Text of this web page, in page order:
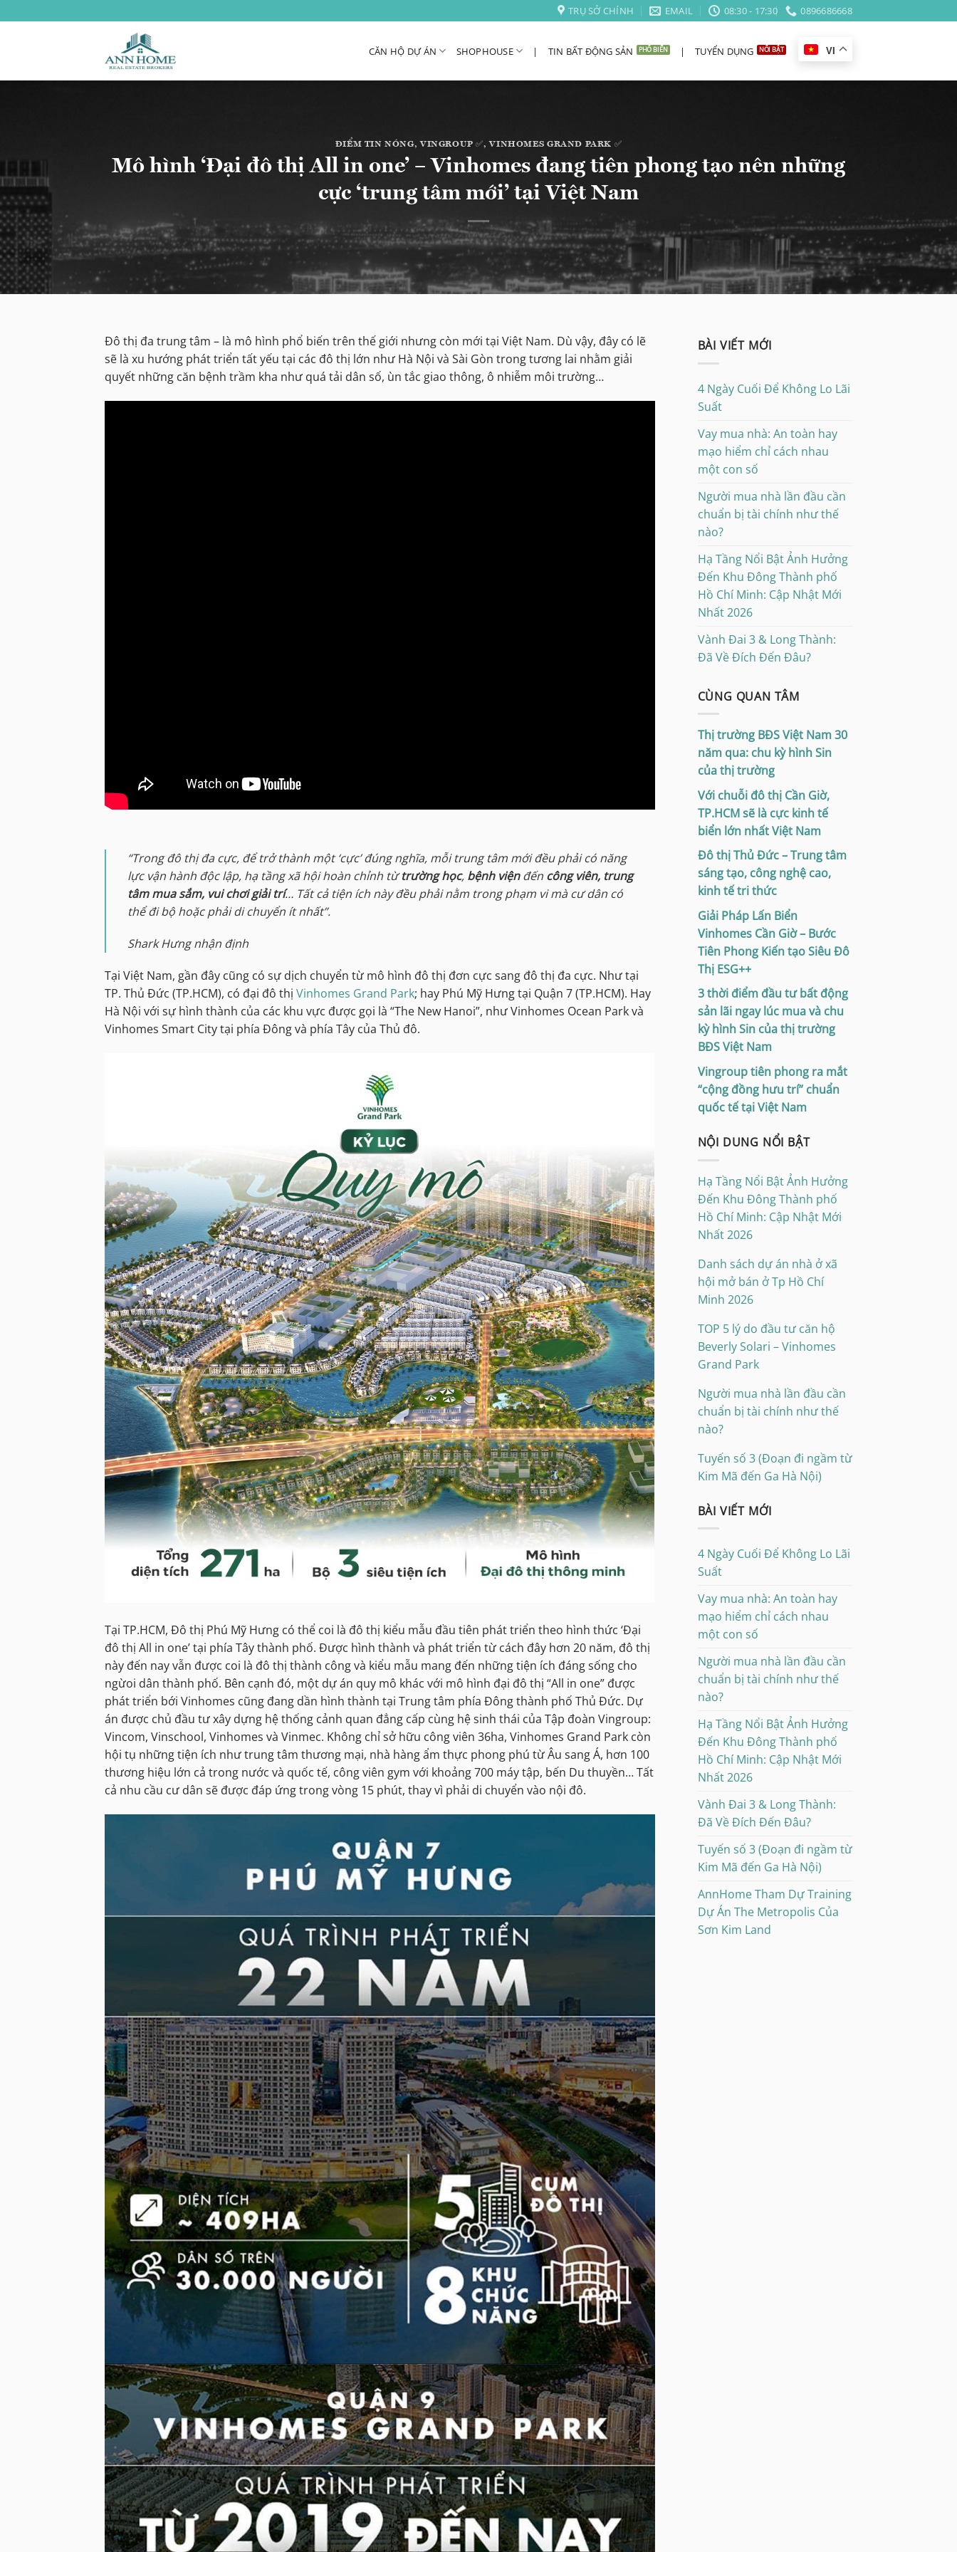
qua
TRỤ SỞ CHÍNH EMAIL 08:30 - 17:30 0896686668
CĂN HỘ DỰ ÁN SHOPHOUSE | TIN BẤT ĐỘNG SẢN | TUYỂN DỤNG VI
ĐIỂM TIN NÓNG,VINGROUP ✅,VINHOMES GRAND PARK ✅
Mô hình ‘Đại đô thị All in one’ – Vinhomes đang tiên phong tạo nên những
cực ‘trung tâm mới’ tại Việt Nam
Đô thị đa trung tâm – là mô hình phổ biến trên thế giới nhưng còn mới tại Việt Nam. Dù vậy, đây có lẽ
sẽ là xu hướng phát triển tất yếu tại các đô thị lớn như Hà Nội và Sài Gòn trong tương lai nhằm giải
quyết những căn bệnh trầm kha như quá tải dân số, ùn tắc giao thông, ô nhiễm môi trường…
“Trong đô thị đa cực, để trở thành một ‘cực’ đúng nghĩa, mỗi trung tâm mới đều phải có năng
lực vận hành độc lập, hạ tầng xã hội hoàn chỉnh từtrường học, bệnh việnđến công viên, trung
tâm mua sắm, vui chơi giải trí… Tất cả tiện ích này đều phải nằm trong phạm vi mà cư dân có
thể đi bộ hoặc phải di chuyển ít nhất”.
Shark Hưng nhận định
Tại Việt Nam, gần đây cũng có sự dịch chuyển từ mô hình đô thị đơn cực sang đô thị đa cực. Như tại
TP. Thủ Đức (TP.HCM), có đại đô thị Vinhomes Grand Park; hay Phú Mỹ Hưng tại Quận 7 (TP.HCM). Hay
Hà Nội với sự hình thành của các khu vực được gọi là “The New Hanoi”, như Vinhomes Ocean Park và
Vinhomes Smart City tại phía Đông và phía Tây của Thủ đô.
Tại TP.HCM, Đô thị Phú Mỹ Hưng có thể coi là đô thị kiểu mẫu đầu tiên phát triển theo hình thức ‘Đại
đô thị All in one’ tại phía Tây thành phố. Được hình thành và phát triển từ cách đây hơn 20 năm, đô thị
này đến nay vẫn được coi là đô thị thành công và kiểu mẫu mang đến những tiện ích đáng sống cho
ngừoi dân thành phố. Bên cạnh đó, một dự án quy mô khác với mô hình đại đô thị “All in one” được
phát triển bới Vinhomes cũng đang dần hình thành tại Trung tâm phía Đông thành phố Thủ Đức. Dự
án được chủ đầu tư xây dựng hệ thống cảnh quan đẳng cấp cùng hệ sinh thái của Tập đoàn Vingroup:
Vincom, Vinschool, Vinhomes và Vinmec. Không chỉ sở hữu công viên 36ha, Vinhomes Grand Park còn
hội tụ những tiện ích như trung tâm thương mại, nhà hàng ẩm thực phong phú từ Âu sang Á, hơn 100
thương hiệu lớn cả trong nước và quốc tế, công viên gym với khoảng 700 máy tập, bến Du thuyền… Tất
cả nhu cầu cư dân sẽ được đáp ứng trong vòng 15 phút, thay vì phải di chuyển vào nội đô.
BÀI VIẾT MỚI
4 Ngày Cuối Để Không Lo Lãi
Suất
Vay mua nhà: An toàn hay
mạo hiểm chỉ cách nhau
một con số
Người mua nhà lần đầu cần
chuẩn bị tài chính như thế
nào?
Hạ Tầng Nổi Bật Ảnh Hưởng
Đến Khu Đông Thành phố
Hồ Chí Minh: Cập Nhật Mới
Nhất 2026
Vành Đai 3 & Long Thành:
Đã Về Đích Đến Đâu?
CÙNG QUAN TÂM
Thị trường BĐS Việt Nam 30
năm qua: chu kỳ hình Sin
của thị trường
Với chuỗi đô thị Cần Giờ,
TP.HCM sẽ là cực kinh tế
biển lớn nhất Việt Nam
Đô thị Thủ Đức – Trung tâm
sáng tạo, công nghệ cao,
kinh tế tri thức
Giải Pháp Lấn Biển
Vinhomes Cần Giờ – Bước
Tiên Phong Kiến tạo Siêu Đô
Thị ESG++
3 thời điểm đầu tư bất động
sản lãi ngay lúc mua và chu
kỳ hình Sin của thị trường
BĐS Việt Nam
Vingroup tiên phong ra mắt
“cộng đồng hưu trí” chuẩn
quốc tế tại Việt Nam
NỘI DUNG NỔI BẬT
Hạ Tầng Nổi Bật Ảnh Hưởng
Đến Khu Đông Thành phố
Hồ Chí Minh: Cập Nhật Mới
Nhất 2026
Danh sách dự án nhà ở xã
hội mở bán ở Tp Hồ Chí
Minh 2026
TOP 5 lý do đầu tư căn hộ
Beverly Solari – Vinhomes
Grand Park
Người mua nhà lần đầu cần
chuẩn bị tài chính như thế
nào?
Tuyến số 3 (Đoạn đi ngầm từ
Kim Mã đến Ga Hà Nội)
BÀI VIẾT MỚI
4 Ngày Cuối Để Không Lo Lãi
Suất
Vay mua nhà: An toàn hay
mạo hiểm chỉ cách nhau
một con số
Người mua nhà lần đầu cần
chuẩn bị tài chính như thế
nào?
Hạ Tầng Nổi Bật Ảnh Hưởng
Đến Khu Đông Thành phố
Hồ Chí Minh: Cập Nhật Mới
Nhất 2026
Vành Đai 3 & Long Thành:
Đã Về Đích Đến Đâu?
Tuyến số 3 (Đoạn đi ngầm từ
Kim Mã đến Ga Hà Nội)
AnnHome Tham Dự Training
Dự Án The Metropolis Của
Sơn Kim Land